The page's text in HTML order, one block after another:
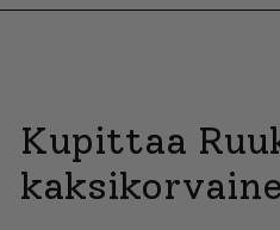
Kupittaa